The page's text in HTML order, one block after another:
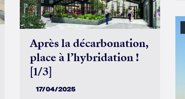
Après la décarbonation,
place à l’hybridation !
[1/3]
17/04/2025